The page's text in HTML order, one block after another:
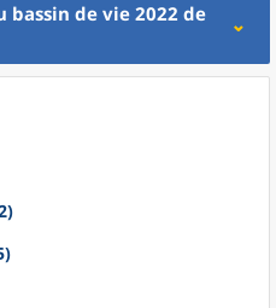
bassin de vie 2022 de